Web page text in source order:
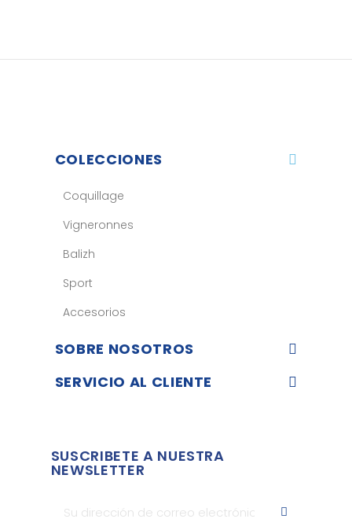
COLECCIONES
Coquillage
Vigneronnes
Balizh
Sport
Accesorios
SOBRE NOSOTROS
SERVICIO AL CLIENTE
SUSCRIBETE A NUESTRA
NEWSLETTER